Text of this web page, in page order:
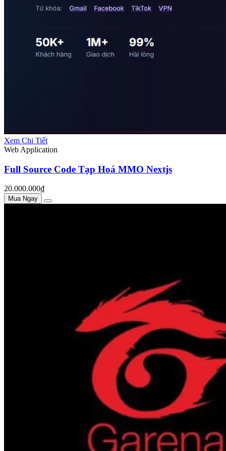
Xem Chi Tiết
Web Application
Full Source Code Tạp Hoá MMO Nextjs
20.000.000₫
Mua Ngay